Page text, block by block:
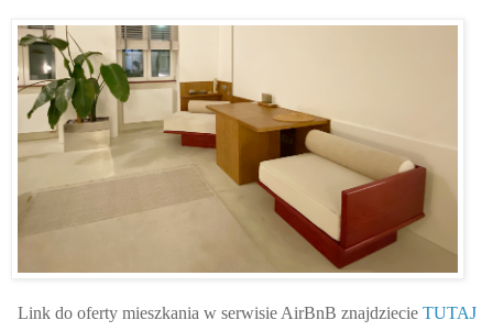
Link do oferty mieszkania w serwisie AirBnB znajdziecie TUTAJ